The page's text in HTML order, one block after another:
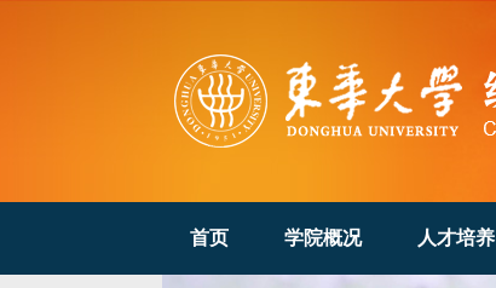
首页 学院概况 人才培养